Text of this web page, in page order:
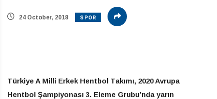
24 October, 2018 SPOR
Türkiye A Milli Erkek Hentbol Takımı, 2020 Avrupa
Hentbol Şampiyonası 3. Eleme Grubu’nda yarın